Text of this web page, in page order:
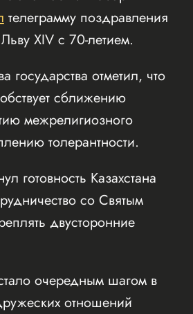
телеграмму поздравления
XIV с 70-летием.
государства отметил, что
сближению
межрелигиозного
толерантности.
готовность Казахстана
со Святым
двусторонние
очередным шагом в
отношений